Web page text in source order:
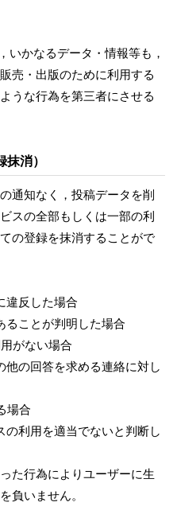
いかなるデータ・情報等も，
売・出版のために利用する
うな行為を第三者にさせる
消）
通知なく，投稿データを削
スの全部もしくは一部の利
の登録を抹消することがで
違反した場合
ることが判明した場合
がない場合
他の回答を求める連絡に対し
場合
の利用を適当でないと判断し
た行為によりユーザーに生
負いません。